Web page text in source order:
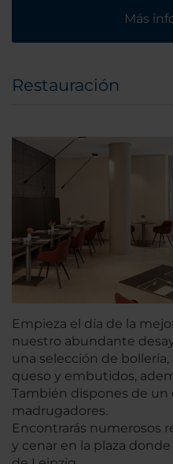
Más
Restauración
Empieza el día de la
nuestro abundante
una selección de
queso y embutidos,
También dispones de un
madrugadores.
Encontrarás numerosos
y cenar en la plaza